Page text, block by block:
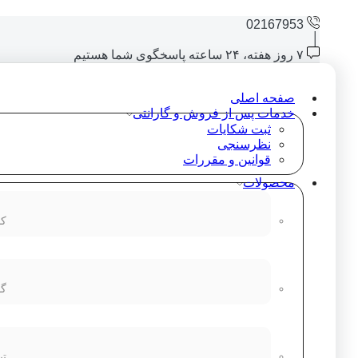
02167953
۷ روز هفته، ۲۴ ساعته پاسخگوی شما هستیم
صفحه اصلی
خدمات پس از فروش و گارانتی
ثبت شکایات
نظرسنجی
قوانین و مقررات
محصولات